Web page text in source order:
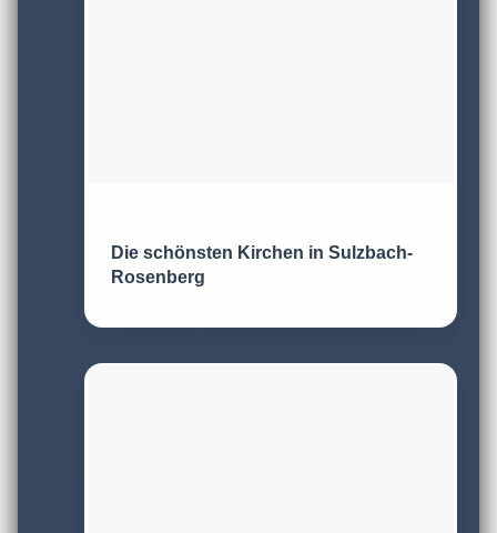
Die schönsten Kirchen in Sulzbach-
Rosenberg